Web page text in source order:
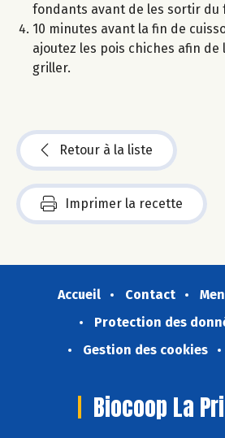
fondants avant de les sortir du
10 minutes avant la fin de
ajoutez les pois chiches afin
griller.
Retour à la liste
Imprimer la recette
Accueil Contact
Protection des
Gestion des cookies
Biocoop La